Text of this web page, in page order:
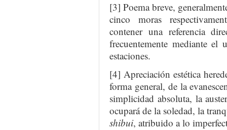
[3] Poema breve,
cinco moras
contener una referencia
frecuentemente mediante
estaciones.
[4] Apreciación estética
forma general, de la
simplicidad absoluta, la
ocupará de la soledad, la
shibui, atribuido a lo